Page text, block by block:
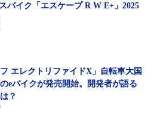
クス）
㎝（320g）
バイク「エスケープ R W E+」2025
フ エレクトリファイドX」自転車大国
eバイクが発売開始。開発者が語る
？